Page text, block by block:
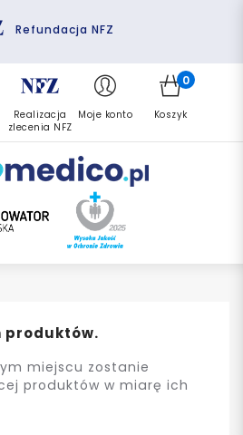
dostawa
fizjoterapeuty
PFRON
Refundacja NFZ
zlecenie ponownie
Realizacja
zlecenia NFZ
Moje konto
0
Koszyk
produktów.
miejscu zostanie
produktów w miarę ich